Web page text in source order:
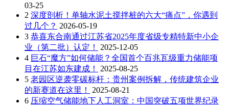
03-25
2 深度剖析！单轴水泥土搅拌桩的六大“痛点”，你遇到
过几个？ 2026-05-19
3 恭喜东合南通过江苏省2025年度省级专精特新中小企
业（第二批）认定！
2025-12-05
4 巨石“魔方”如何储能？全国首个百兆瓦级重力储能项
目在江苏如东建成！
2025-08-25
5 老园区逆袭零碳标杆：贵州案例拆解，传统建筑企业
的新赛道在这里！
2025-08-21
6 压缩空气储能地下人工洞室：中国突破五项世界纪录